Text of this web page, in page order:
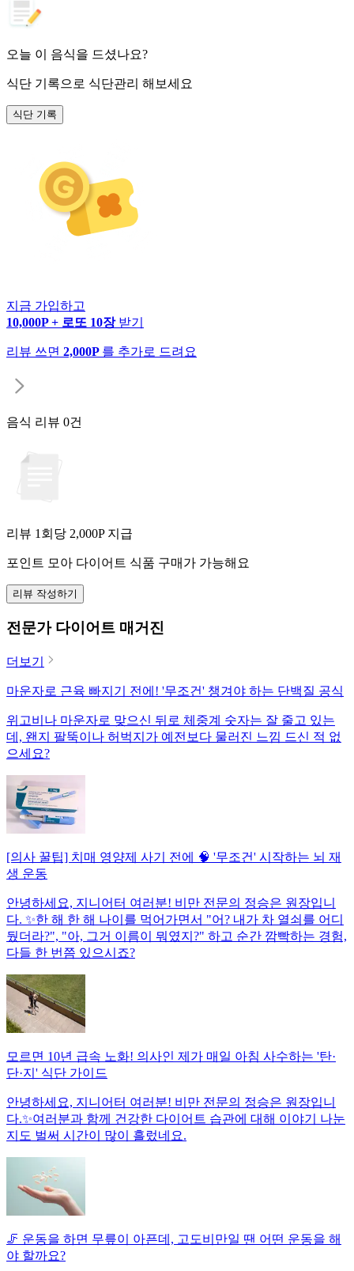
오늘 이 음식을 드셨나요?
식단 기록으로 식단관리 해보세요
식단 기록
지금 가입하고
10,000P + 로또 10장 받기
리뷰 쓰면 2,000P 를 추가로 드려요
음식 리뷰 0건
리뷰 1회당 2,000P 지급
포인트 모아 다이어트 식품 구매가 가능해요
리뷰 작성하기
전문가 다이어트 매거진
더보기
마운자로 근육 빠지기 전에! '무조건' 챙겨야 하는 단백질 공식
위고비나 마운자로 맞으신 뒤로 체중계 숫자는 잘 줄고 있는
데, 왠지 팔뚝이나 허벅지가 예전보다 물러진 느낌 드신 적 없
으세요?
[의사 꿀팁] 치매 영양제 사기 전에 🧠 '무조건' 시작하는 뇌 재
생 운동
안녕하세요, 지니어터 여러분! 비만 전문의 정승은 원장입니
다. ✨한 해 한 해 나이를 먹어가면서 "어? 내가 차 열쇠를 어디
뒀더라?", "아, 그거 이름이 뭐였지?" 하고 순간 깜빡하는 경험,
다들 한 번쯤 있으시죠?
모르면 10년 급속 노화! 의사인 제가 매일 아침 사수하는 '탄·
단·지' 식단 가이드
안녕하세요, 지니어터 여러분! 비만 전문의 정승은 원장입니
다.✨여러분과 함께 건강한 다이어트 습관에 대해 이야기 나눈
지도 벌써 시간이 많이 흘렀네요.
🦵 운동을 하면 무릎이 아픈데, 고도비만일 땐 어떤 운동을 해
야 할까요?